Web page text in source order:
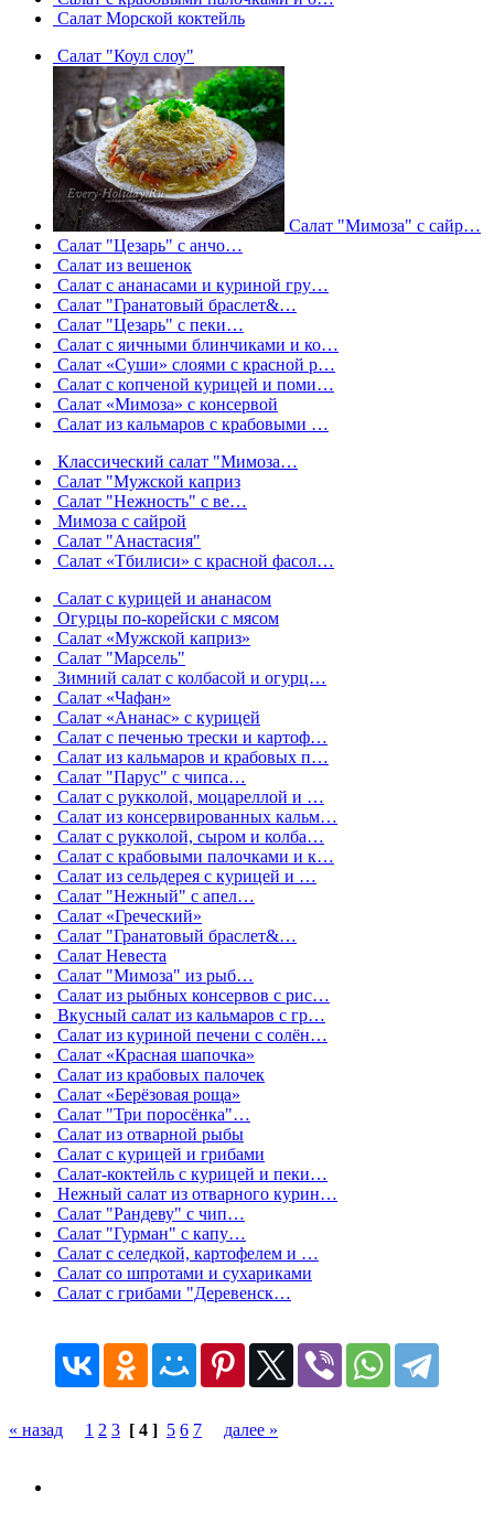
Салат Морской коктейль
Салат "Коул слоу"
Салат "Мимоза" с сайр…
Салат "Цезарь" с анчо…
Салат из вешенок
Салат с ананасами и куриной гру…
Салат "Гранатовый браслет&…
Салат "Цезарь" с пеки…
Салат с яичными блинчиками и ко…
Салат «Суши» слоями с красной р…
Салат с копченой курицей и поми…
Салат «Мимоза» с консервой
Салат из кальмаров с крабовыми …
Классический салат "Мимоза…
Салат "Мужской каприз
Салат "Нежность" с ве…
Мимоза с сайрой
Салат "Анастасия"
Салат «Тбилиси» с красной фасол…
Салат с курицей и ананасом
Огурцы по-корейски с мясом
Салат «Мужской каприз»
Салат "Марсель"
Зимний салат с колбасой и огурц…
Салат «Чафан»
Салат «Ананас» с курицей
Салат с печенью трески и картоф…
Салат из кальмаров и крабовых п…
Салат "Парус" с чипса…
Салат с рукколой, моцареллой и …
Салат из консервированных кальм…
Салат с рукколой, сыром и колба…
Салат с крабовыми палочками и к…
Салат из сельдерея с курицей и …
Салат "Нежный" с апел…
Салат «Греческий»
Салат "Гранатовый браслет&…
Салат Невеста
Салат "Мимоза" из рыб…
Салат из рыбных консервов с рис…
Вкусный салат из кальмаров с гр…
Салат из куриной печени с солён…
Салат «Красная шапочка»
Салат из крабовых палочек
Салат «Берёзовая роща»
Салат "Три поросёнка"…
Салат из отварной рыбы
Салат с курицей и грибами
Салат-коктейль с курицей и пеки…
Нежный салат из отварного курин…
Салат "Рандеву" с чип…
Салат "Гурман" с капу…
Салат с селедкой, картофелем и …
Салат со шпротами и сухариками
Салат с грибами "Деревенск…
« назад 1 2 3 [ 4 ] 5 6 7 далее »